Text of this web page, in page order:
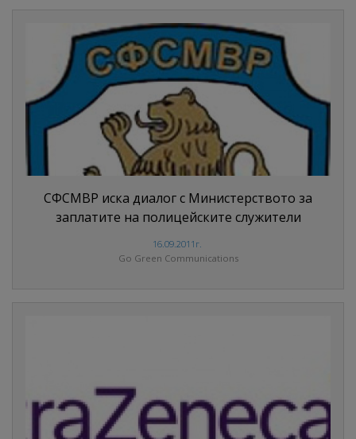
СФСМВР иска диалог с Министерството за
заплатите на полицейските служители
16.09.2011г.
Go Green Communications